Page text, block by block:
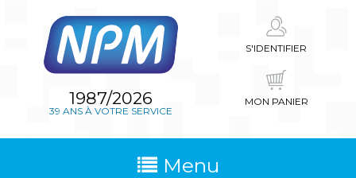
1987/2026
39 ANS À VOTRE SERVICE
S'IDENTIFIER
MON PANIER
Menu